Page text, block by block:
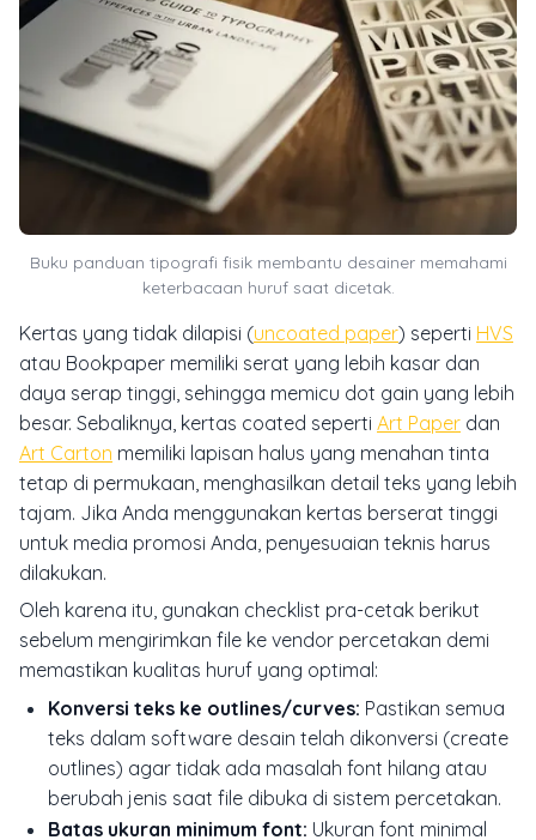
Buku panduan tipografi fisik membantu desainer memahami
keterbacaan huruf saat dicetak.
Kertas yang tidak dilapisi (uncoated paper) seperti HVS
atau Bookpaper memiliki serat yang lebih kasar dan
daya serap tinggi, sehingga memicu dot gain yang lebih
besar. Sebaliknya, kertas coated seperti Art Paper dan
Art Carton memiliki lapisan halus yang menahan tinta
tetap di permukaan, menghasilkan detail teks yang lebih
tajam. Jika Anda menggunakan kertas berserat tinggi
untuk media promosi Anda, penyesuaian teknis harus
dilakukan.
Oleh karena itu, gunakan checklist pra-cetak berikut
sebelum mengirimkan file ke vendor percetakan demi
memastikan kualitas huruf yang optimal:
Konversi teks ke outlines/curves: Pastikan semua
teks dalam software desain telah dikonversi (create
outlines) agar tidak ada masalah font hilang atau
berubah jenis saat file dibuka di sistem percetakan.
Batas ukuran minimum font: Ukuran font minimal